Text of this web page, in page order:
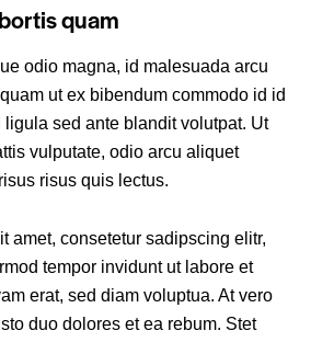
quam
odio magna, id malesuada arcu
ut ex bibendum commodo id id
ligula sed ante blandit volutpat. Ut
vulputate, odio arcu aliquet
risus quis lectus.
amet, consetetur sadipscing elitr,
tempor invidunt ut labore et
erat, sed diam voluptua. At vero
duo dolores et ea rebum. Stet